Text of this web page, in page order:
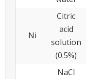
Ni
Citric
acid
solution
(0.5%)
NaCl